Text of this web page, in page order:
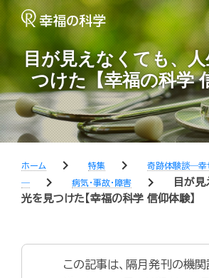
目が見えなくても、
つけた【幸福の科学
ホーム chevron_right 特集 chevron_right
奇跡体験談―幸
―
chevron_right 病気・事故・障害 chevron_right
目が見
光を見つけた【幸福の科学 信仰体験】
この記事は、隔月発刊の機関